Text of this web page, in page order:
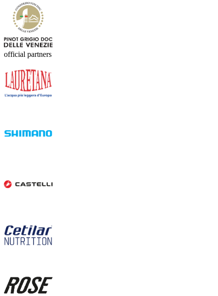
official partners